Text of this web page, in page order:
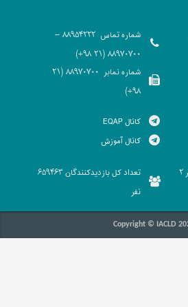
شماره تماس
88954222 -
88970700 (21 98+)
شماره نمابر
88970700 (21
98+)
کانال EQAP
کانال آموزش
2 تعداد کل بازدیدکنندگان 659463
نفر
Copyright © IACLD